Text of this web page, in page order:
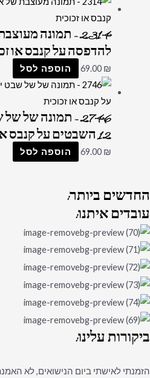
2314 – תמונה
להדפסה על קנבס או
69.00 ₪ הוספה לסל
2746 – תמונה
12 השבטים על קנבס או זכוכית
69.00 ₪ הוספה לסל
החדשיםביותר:
עובדיםאיתנו:
ביקורותעלינו:
הזמנתי לאישתי ביום הנישואים, לא